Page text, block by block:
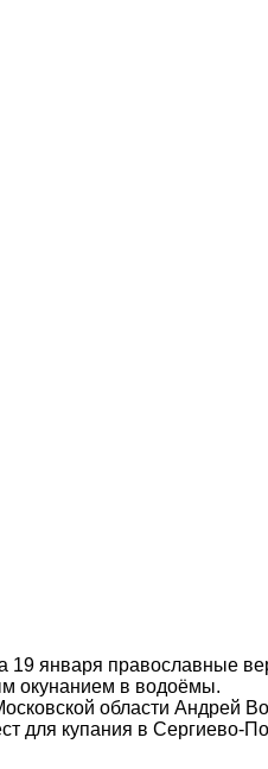
19 января православные
окунанием в водоёмы.
области Андрей
для купания в Сергиево-